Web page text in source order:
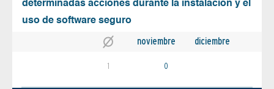
determinadas acciones durante la instalación y el
uso de software seguro
noviembre diciembre
1 0